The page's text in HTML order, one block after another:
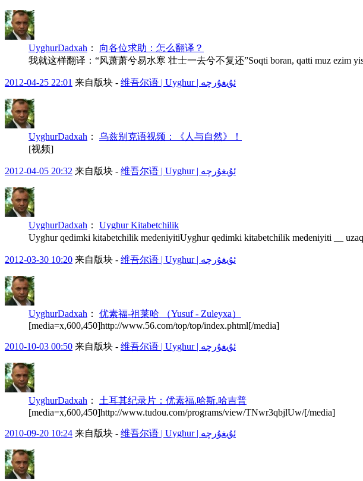
UyghurDadxah ： 向各位求助：怎么翻译？
我就这样翻译：“风萧萧兮易水寒 壮士一去兮不复还”Soqti boran, qatti muz ezim
2012-04-25 22:01 来自版块 - 维吾尔语 | Uyghur | ئۇيغۇرچە
UyghurDadxah ： 乌兹别克语视频：《人与自然》！
[视频]
2012-04-05 20:32 来自版块 - 维吾尔语 | Uyghur | ئۇيغۇرچە
UyghurDadxah ： Uyghur Kitabetchilik
Uyghur qedimki kitabetchilik medeniyitiUyghur qedimki kitabetchilik medeniyiti __
2012-03-30 10:20 来自版块 - 维吾尔语 | Uyghur | ئۇيغۇرچە
UyghurDadxah ： 优素福-祖莱哈 （Yusuf - Zuleyxa）
[media=x,600,450]http://www.56.com/top/top/index.phtml[/media]
2010-10-03 00:50 来自版块 - 维吾尔语 | Uyghur | ئۇيغۇرچە
UyghurDadxah ： 土耳其纪录片：优素福.哈斯.哈吉普
[media=x,600,450]http://www.tudou.com/programs/view/TNwr3qbjlUw/[/media]
2010-09-20 10:24 来自版块 - 维吾尔语 | Uyghur | ئۇيغۇرچە